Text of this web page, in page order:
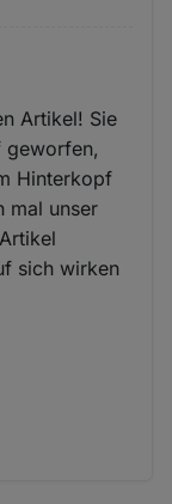
Artikel! Sie
geworfen,
Hinterkopf
mal unser
sich wirken